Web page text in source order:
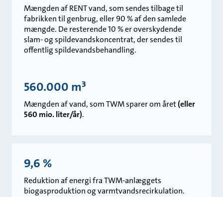
Mængden af RENT vand, som sendes tilbage til
fabrikken til genbrug, eller 90 % af den samlede
mængde. De resterende 10 % er overskydende
slam- og spildevandskoncentrat, der sendes til
offentlig spildevandsbehandling.
560.000 m³
Mængden af vand, som TWM sparer om året(eller
560 mio. liter/år).
9,6 %
Reduktion af energi fra TWM-anlæggets
biogasproduktion og varmtvandsrecirkulation.